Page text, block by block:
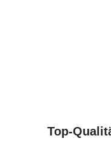
Top-